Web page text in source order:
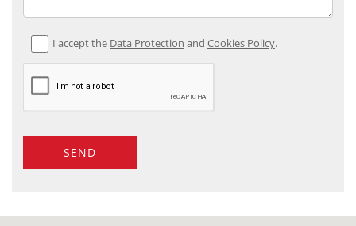
I accept the Data Protection and Cookies Policy.
SEND